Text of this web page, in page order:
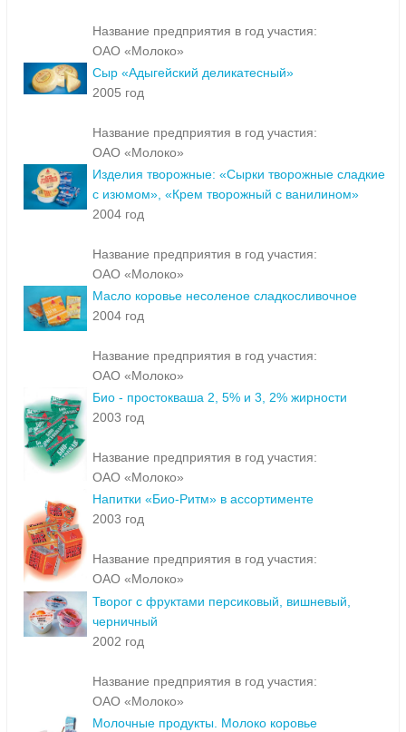
Название предприятия в год участия:
ОАО «Молоко»
Сыр «Адыгейский деликатесный»
2005 год
Название предприятия в год участия:
ОАО «Молоко»
Изделия творожные: «Сырки творожные сладкие
с изюмом», «Крем творожный с ванилином»
2004 год
Название предприятия в год участия:
ОАО «Молоко»
Масло коровье несоленое сладкосливочное
2004 год
Название предприятия в год участия:
ОАО «Молоко»
Био - простокваша 2, 5% и 3, 2% жирности
2003 год
Название предприятия в год участия:
ОАО «Молоко»
Напитки «Био-Ритм» в ассортименте
2003 год
Название предприятия в год участия:
ОАО «Молоко»
Творог с фруктами персиковый, вишневый,
черничный
2002 год
Название предприятия в год участия:
ОАО «Молоко»
Молочные продукты. Молоко коровье